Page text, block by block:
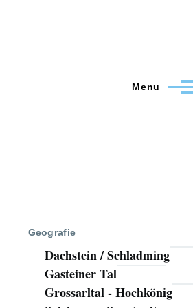
Menu
Geografie
Dachstein / Schladming
Gasteiner Tal
Grossarltal - Hochkönig